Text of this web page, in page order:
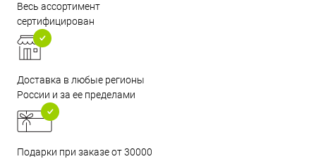
Весь ассортимент
сертифицирован
Доставка в любые регионы
России и за ее пределами
Подарки при заказе от 30000